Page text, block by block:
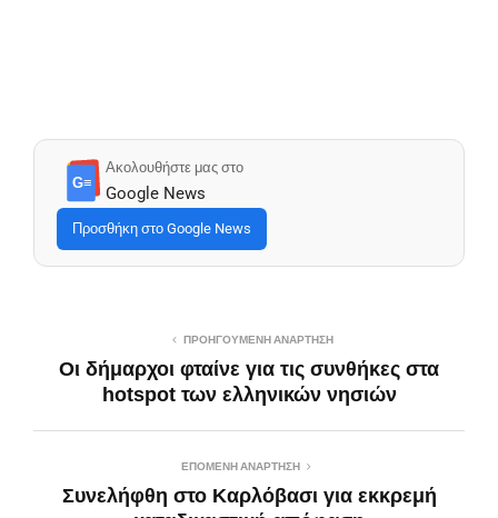
G≡
Ακολουθήστε μας στο
Google News
Προσθήκη στο Google News
ΠΡΟΗΓΟΎΜΕΝΗ ΑΝΆΡΤΗΣΗ
Οι δήμαρχοι φταίνε για τις συνθήκες στα
hotspot των ελληνικών νησιών
ΕΠΌΜΕΝΗ ΑΝΆΡΤΗΣΗ
Συνελήφθη στο Καρλόβασι για εκκρεμή